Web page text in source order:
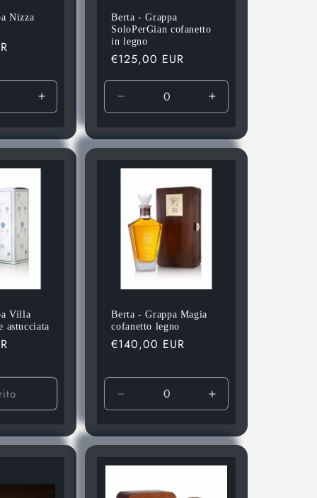
Nizza
Aumenta
quantità
Default
Berta - Grappa
SoloPerGian cofanetto
in legno
Prezzo
di
listino
€125,00 EUR
Diminuisci
quantità
Default
Aumenta
quantità
Default
Villa
astucciata
Berta - Grappa Magia
cofanetto legno
Prezzo
listino
€140,00 EUR
Diminuisci
quantità
Default
Aumenta
quantità
Default